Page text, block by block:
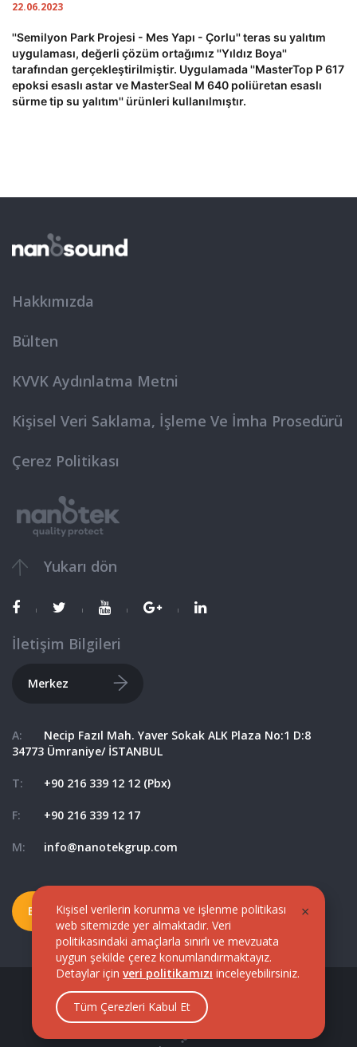
22.06.2023
''Semilyon Park Projesi - Mes Yapı - Çorlu'' teras su yalıtım
uygulaması, değerli çözüm ortağımız ''Yıldız Boya''
tarafından gerçekleştirilmiştir. Uygulamada ''MasterTop P 617
epoksi esaslı astar ve MasterSeal M 640 poliüretan esaslı
sürme tip su yalıtım'' ürünleri kullanılmıştır.
Hakkımızda
Bülten
KVVK Aydınlatma Metni
Kişisel Veri Saklama, İşleme Ve İmha Prosedürü
Çerez Politikası
Yukarı dön
İletişim Bilgileri
Merkez
A:
Necip Fazıl Mah. Yaver Sokak ALK Plaza No:1 D:8
34773 Ümraniye/ İSTANBUL
T: +90 216 339 12 12 (Pbx)
F: +90 216 339 12 17
M: info@nanotekgrup.com
Bize Ulaşın Haritada gör
© 2017 NanoSound. Tüm Hakları Saklıdır.
Kişisel verilerin korunma ve işlenme politikası
web sitemizde yer almaktadır. Veri
politikasındaki amaçlarla sınırlı ve mevzuata
uygun şekilde çerez konumlandırmaktayız.
Detaylar için veri politikamızı inceleyebilirsiniz.
Tüm Çerezleri Kabul Et
×